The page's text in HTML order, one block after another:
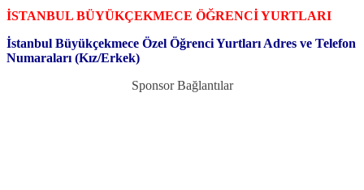
İSTANBUL BÜYÜKÇEKMECE ÖĞRENCİ YURTLARI
İstanbul Büyükçekmece Özel Öğrenci Yurtları Adres ve Telefon
Numaraları (Kız/Erkek)
Sponsor Bağlantılar